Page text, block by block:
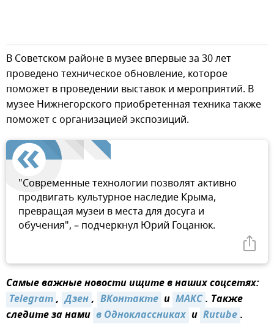
В Советском районе в музее впервые за 30 лет
проведено техническое обновление, которое
поможет в проведении выставок и мероприятий. В
музее Нижнегорского приобретенная техника также
поможет с организацией экспозиций.
"Современные технологии позволят активно
продвигать культурное наследие Крыма,
превращая музеи в места для досуга и
обучения", – подчеркнул Юрий Гоцанюк.
Самые важные новости ищите в наших соцсетях:
Telegram, Дзен, ВКонтакте и МАКС. Также
следите за нами в Одноклассниках и Rutube.